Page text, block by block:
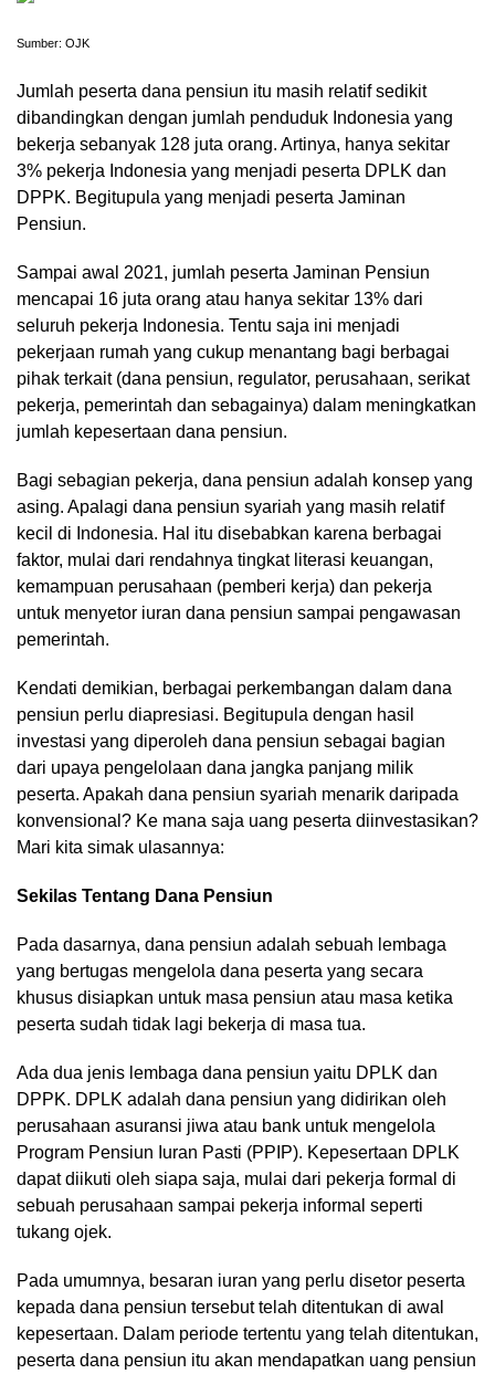
Sumber: OJK
Jumlah peserta dana pensiun itu masih relatif sedikit
dibandingkan dengan jumlah penduduk Indonesia yang
bekerja sebanyak 128 juta orang. Artinya, hanya sekitar
3% pekerja Indonesia yang menjadi peserta DPLK dan
DPPK. Begitupula yang menjadi peserta Jaminan
Pensiun.
Sampai awal 2021, jumlah peserta Jaminan Pensiun
mencapai 16 juta orang atau hanya sekitar 13% dari
seluruh pekerja Indonesia. Tentu saja ini menjadi
pekerjaan rumah yang cukup menantang bagi berbagai
pihak terkait (dana pensiun, regulator, perusahaan, serikat
pekerja, pemerintah dan sebagainya) dalam meningkatkan
jumlah kepesertaan dana pensiun.
Bagi sebagian pekerja, dana pensiun adalah konsep yang
asing. Apalagi dana pensiun syariah yang masih relatif
kecil di Indonesia. Hal itu disebabkan karena berbagai
faktor, mulai dari rendahnya tingkat literasi keuangan,
kemampuan perusahaan (pemberi kerja) dan pekerja
untuk menyetor iuran dana pensiun sampai pengawasan
pemerintah.
Kendati demikian, berbagai perkembangan dalam dana
pensiun perlu diapresiasi. Begitupula dengan hasil
investasi yang diperoleh dana pensiun sebagai bagian
dari upaya pengelolaan dana jangka panjang milik
peserta. Apakah dana pensiun syariah menarik daripada
konvensional? Ke mana saja uang peserta diinvestasikan?
Mari kita simak ulasannya:
Sekilas Tentang Dana Pensiun
Pada dasarnya, dana pensiun adalah sebuah lembaga
yang bertugas mengelola dana peserta yang secara
khusus disiapkan untuk masa pensiun atau masa ketika
peserta sudah tidak lagi bekerja di masa tua.
Ada dua jenis lembaga dana pensiun yaitu DPLK dan
DPPK. DPLK adalah dana pensiun yang didirikan oleh
perusahaan asuransi jiwa atau bank untuk mengelola
Program Pensiun Iuran Pasti (PPIP). Kepesertaan DPLK
dapat diikuti oleh siapa saja, mulai dari pekerja formal di
sebuah perusahaan sampai pekerja informal seperti
tukang ojek.
Pada umumnya, besaran iuran yang perlu disetor peserta
kepada dana pensiun tersebut telah ditentukan di awal
kepesertaan. Dalam periode tertentu yang telah ditentukan,
peserta dana pensiun itu akan mendapatkan uang pensiun